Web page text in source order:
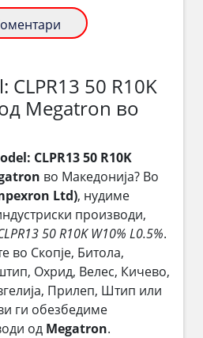
CLPR13 50 R10K
Megatron во
CLPR13 50 R10K
во Македонија? Во
Ltd), нудиме
производи,
50 R10K W10% L0.5%.
во Скопје, Битола,
Охрид, Велес, Кичево,
Прилеп, Штип или
ги обезбедиме
од Megatron.